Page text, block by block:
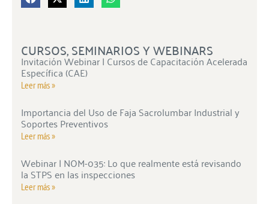
CURSOS, SEMINARIOS Y WEBINARS
Invitación Webinar | Cursos de Capacitación Acelerada
Específica (CAE)
Leer más »
Importancia del Uso de Faja Sacrolumbar Industrial y
Soportes Preventivos
Leer más »
Webinar | NOM-035: Lo que realmente está revisando
la STPS en las inspecciones
Leer más »